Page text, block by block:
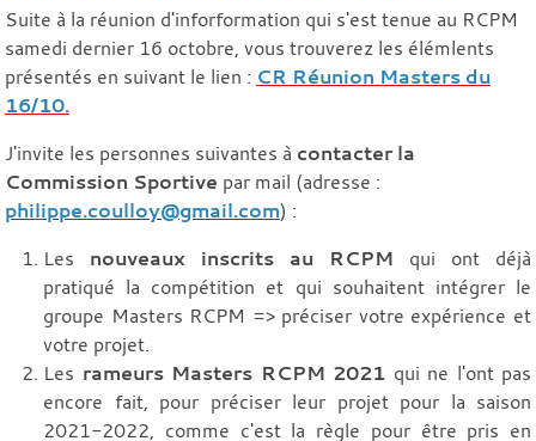
Suite à la réunion d'inforformation qui s'est tenue au RCPM
samedi dernier 16 octobre, vous trouverez les élémlents
présentés en suivant le lien : CR Réunion Masters du
16/10.
J'invite les personnes suivantes à contacter la
Commission Sportive par mail (adresse :
philippe.coulloy@gmail.com) :
Les nouveaux inscrits au RCPM qui ont déjà
pratiqué la compétition et qui souhaitent intégrer le
groupe Masters RCPM => préciser votre expérience et
votre projet.
Les rameurs Masters RCPM 2021 qui ne l'ont pas
encore fait, pour préciser leur projet pour la saison
2021-2022, comme c'est la règle pour être pris en